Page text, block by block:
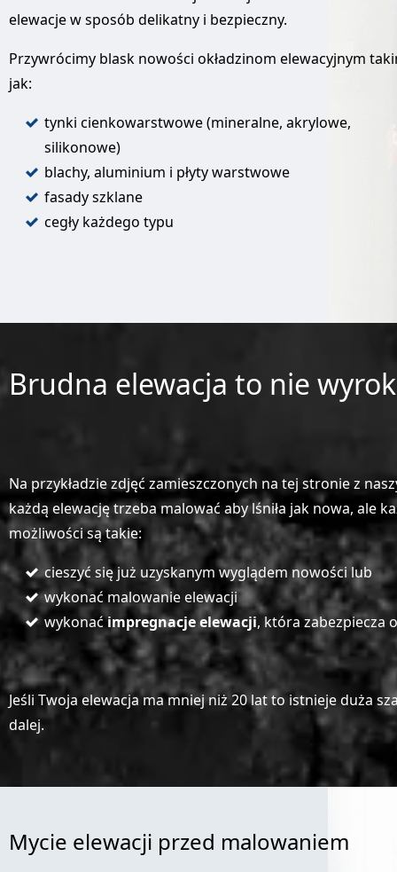
elewacje w sposób delikatny i bezpieczny.
Przywrócimy blask nowości okładzinom elewacyjnym
jak:
tynki cienkowarstwowe (mineralne, akrylowe,
silikonowe)
blachy, aluminium i płyty warstwowe
fasady szklane
cegły każdego typu
Brudna elewacja to nie wyrok
Na przykładzie zdjęć zamieszczonych na tej stronie z
każdą elewację trzeba malować aby lśniła jak nowa, ale
możliwości są takie:
cieszyć się już uzyskanym wyglądem nowości lub
wykonać malowanie elewacji
wykonaćimpregnacje elewacji, która zabezpiecza
Jeśli Twoja elewacja ma mniej niż 20 lat to istnieje duża
dalej.
Mycie elewacji przed malowaniem